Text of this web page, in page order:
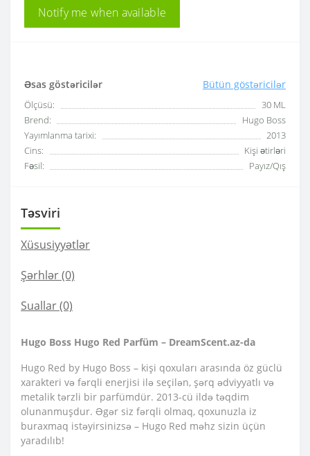
Notify me when available
Əsas göstəricilər Bütün göstəricilər
Ölçüsü:
30 ML
Brend:
Hugo Boss
Yayımlanma tarixi:
2013
Cins:
Kişi ətirləri
Fəsil:
Payız/Qış
Təsviri
Xüsusiyyətlər
Şərhlər (0)
Suallar(0)
Hugo Boss Hugo Red Parfüm – DreamScent.az-da
Hugo Red by Hugo Boss – kişi qoxuları arasında öz güclü
xarakteri və fərqli enerjisi ilə seçilən, şərq ədviyyatlı və
metalik tərzli bir parfümdür. 2013-cü ildə təqdim
olunanmuşdur. Əgər siz fərqli olmaq, qoxunuzla iz
buraxmaq istəyirsinizsə – Hugo Red məhz sizin üçün
yaradılıb!